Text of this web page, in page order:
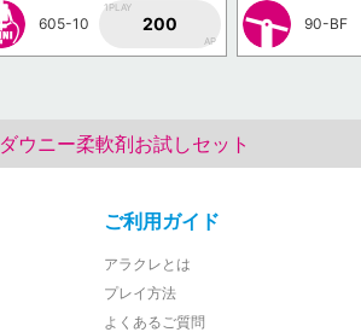
605-10
1PLAY
200
AP
90-BF
ダウニー柔軟剤お試しセット
ご利用ガイド
アラクレとは
プレイ方法
よくあるご質問